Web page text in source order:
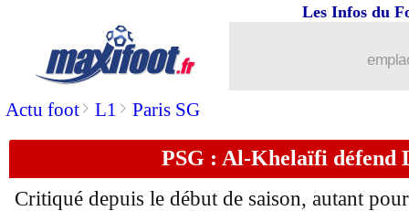
Actu foot> L1 > Paris SG
Les Infos du
PSG : Al-Khelaïfi défend
Critiqué depuis le début de saison, autant
Man City : le drôle d'échange
11/10 Forest: 900 000 € d'amende pour un
11/10 Montpellier: Chotard sur le départ